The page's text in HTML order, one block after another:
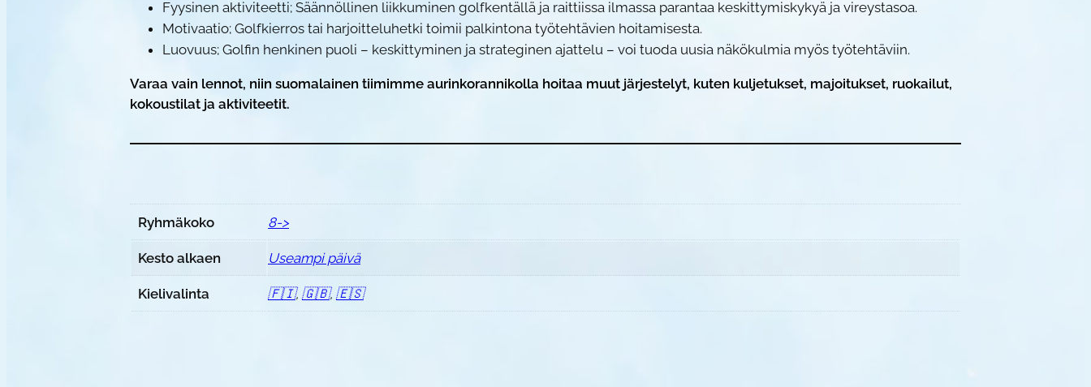
G
O
L
m
Fyysinen aktiviteetti; Säännöllinen liikkuminen golfkentällä ja raittiissa ilmassa parantaa keskittymiskykyä ja vireystasoa.
Motivaatio; Golfkierros tai harjoitteluhetki toimii palkintona työtehtävien hoitamisesta.
Luovuus; Golfin henkinen puoli – keskittyminen ja strateginen ajattelu – voi tuoda uusia näkökulmia myös työtehtäviin.
Varaa vain lennot, niin suomalainen tiimimme aurinkorannikolla hoitaa muut järjestelyt, kuten kuljetukset, majoitukset, ruokailut,
kokoustilat ja aktiviteetit.
Ryhmäkoko 8->
Kesto alkaen Useampi päivä
Kielivalinta 🇫🇮, 🇬🇧, 🇪🇸